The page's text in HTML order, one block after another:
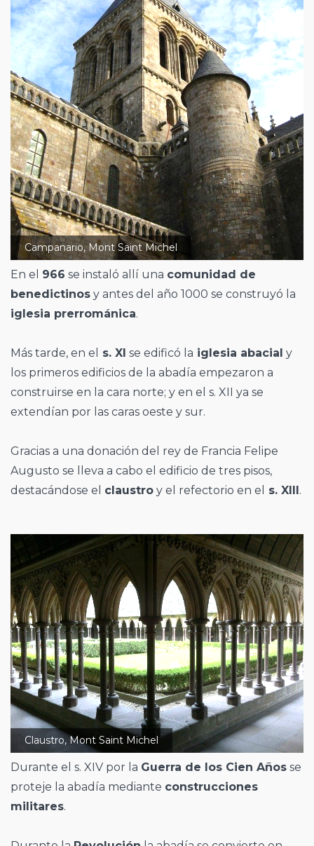
Campanario, Mont Saint Michel
En el 966 se instaló allí una comunidad de
benedictinos y antes del año 1000 se construyó la
iglesia prerrománica.
Más tarde, en el s. XI se edificó la iglesia abacial y
los primeros edificios de la abadía empezaron a
construirse en la cara norte; y en el s. XII ya se
extendían por las caras oeste y sur.
Gracias a una donación del rey de Francia Felipe
Augusto se lleva a cabo el edificio de tres pisos,
destacándose el claustro y el refectorio en el s. XIII.
Claustro, Mont Saint Michel
Durante el s. XIV por la Guerra de los Cien Años se
proteje la abadía mediante construcciones
militares.